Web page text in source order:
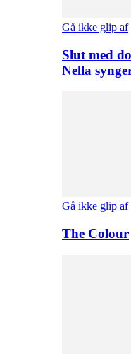
Gå ikke glip af
Slut med
Nella
Gå ikke glip af
The Colour